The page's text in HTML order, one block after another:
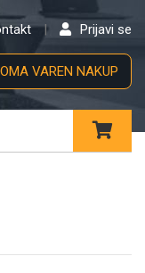
Prijavi se
VAREN NAKUP